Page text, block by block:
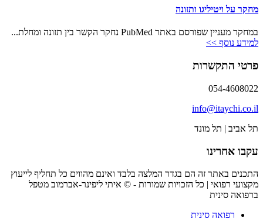
מחקר על ויטיליגו ותזונה
במחקר מעניין שפורסם באתר PubMed נחקר הקשר בין תזונה ומחלת...
למידע נוסף >>
פרטי התקשרות
054-4608022
info@itaychi.co.il
תל אביב | תל מונד
עקבו אחרינו
התכנים באתר זה הם בגדר המלצה בלבד ואינם מהווים כל תחליף לייעוץ
מקצועי רפואי | כל הזכויות שמורות - © איתי ליפינר-אברמוב מטפל
ברפואה סינית
רפואה סינית